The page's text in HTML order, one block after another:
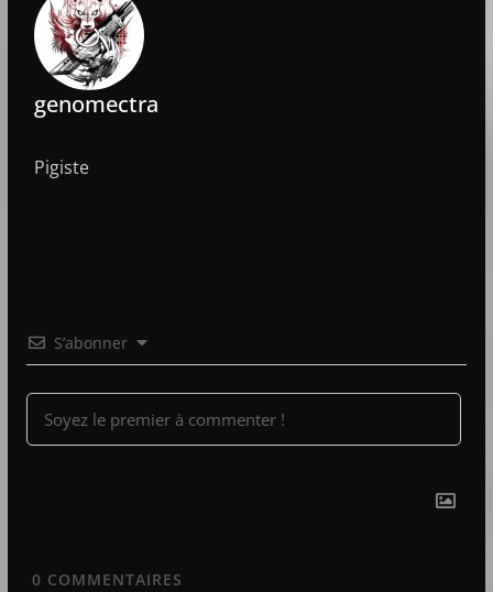
genomectra
Pigiste
S’abonner
0 COMMENTAIRES